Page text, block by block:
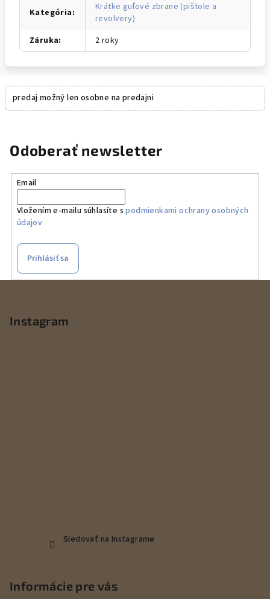
Kategória:
Krátke guľové zbrane (pištole a
revolvery)
Záruka: 2 roky
predaj možný len osobne na predajni
Odoberať newsletter
Email
Vložením e-mailu súhlasíte spodmienkami ochrany osobných
údajov
Prihlásiť sa
Instagram
Sledovať na Instagrame
Informácie pre vás